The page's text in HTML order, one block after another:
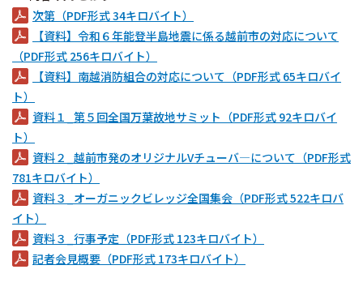
次第（PDF形式 34キロバイト）
【資料】令和６年能登半島地震に係る越前市の対応について
（PDF形式 256キロバイト）
【資料】南越消防組合の対応について（PDF形式 65キロバイ
ト）
資料１_第５回全国万葉故地サミット（PDF形式 92キロバイ
ト）
資料２_越前市発のオリジナルVチューバ―について（PDF形式
781キロバイト）
資料３_オーガニックビレッジ全国集会（PDF形式 522キロバ
イト）
資料３_行事予定（PDF形式 123キロバイト）
記者会見概要（PDF形式 173キロバイト）